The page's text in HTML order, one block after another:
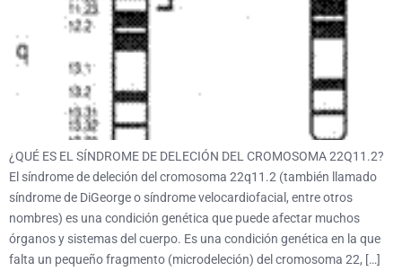
¿QUÉ ES EL SÍNDROME DE DELECIÓN DEL CROMOSOMA 22Q11.2?
El síndrome de deleción del cromosoma 22q11.2 (también llamado
síndrome de DiGeorge o síndrome velocardiofacial, entre otros
nombres) es una condición genética que puede afectar muchos
órganos y sistemas del cuerpo. Es una condición genética en la que
falta un pequeño fragmento (microdeleción) del cromosoma 22, […]